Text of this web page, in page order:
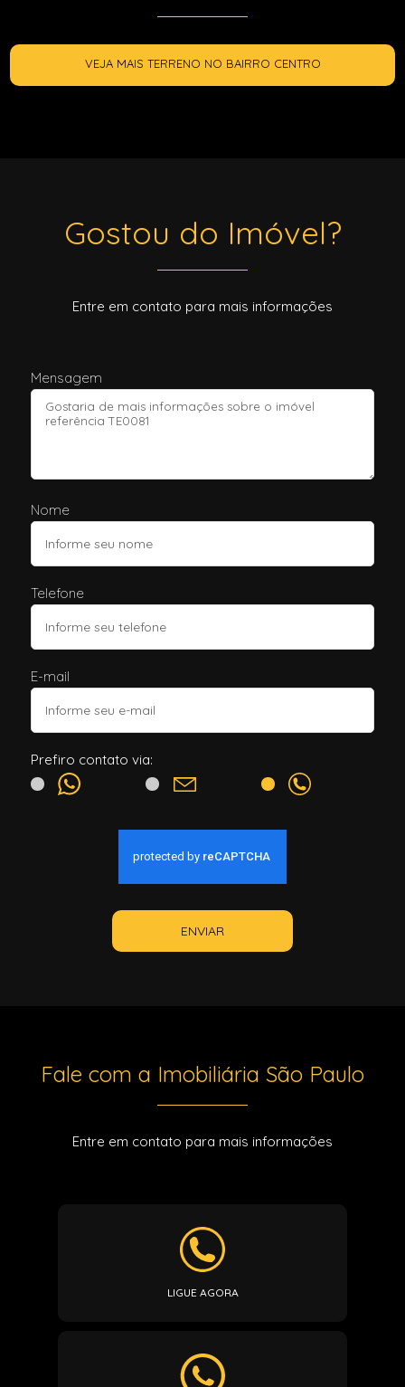
VEJA MAIS TERRENO NO BAIRRO CENTRO
Gostou do Imóvel?
Entre em contato para mais informações
Mensagem
Nome
Telefone
E-mail
Prefiro contato via:
ENVIAR
Fale com a Imobiliária São Paulo
Entre em contato para mais informações
LIGUE AGORA